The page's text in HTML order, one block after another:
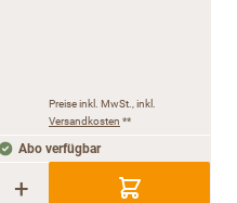
Preise inkl. MwSt., inkl.
Versandkosten **
Abo verfügbar
+